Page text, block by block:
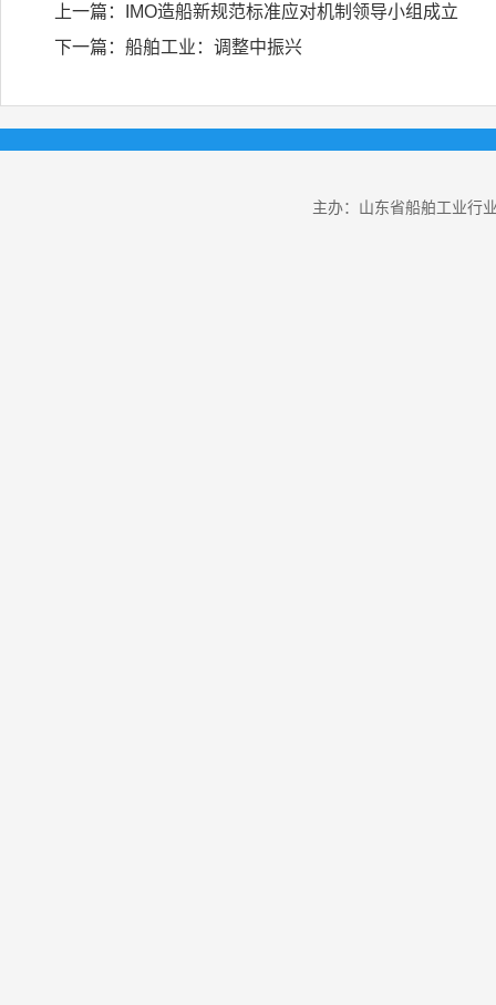
上一篇：
IMO造船新规范标准应对机制领导小组成立
下一篇： 船舶工业：调整中振兴
主办：山东省船舶工业行